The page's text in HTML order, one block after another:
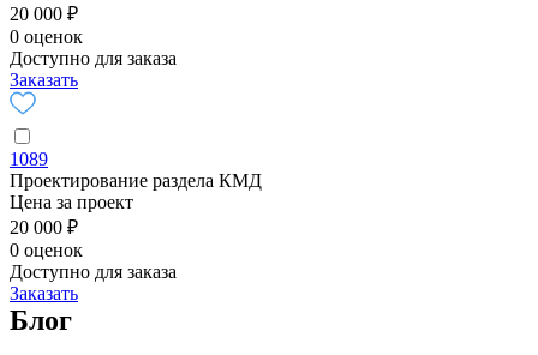
20 000 ₽
0 оценок
Доступно для заказа
Заказать
1089
Проектирование раздела КМД
Цена за проект
20 000 ₽
0 оценок
Доступно для заказа
Заказать
Блог